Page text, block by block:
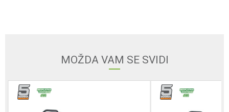
Poruka
MOŽDA VAM SE SVIDI